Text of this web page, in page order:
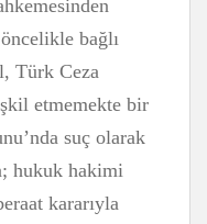
bağlı
Türk Ceza
etmemekte bir
suç olarak
hukuk hakimi
kararıyla